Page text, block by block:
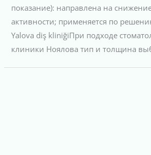
показание): направлена на
активности; применяется по
Yalova diş kliniğiПри подходе
клиники Ноялова тип и толщина